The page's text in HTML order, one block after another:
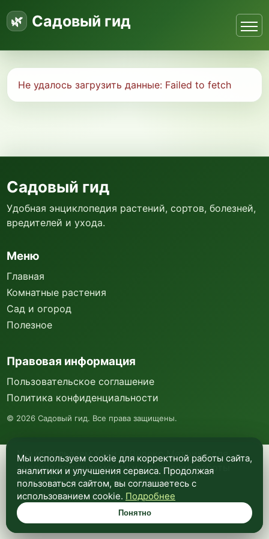
Садовый гид
Не удалось загрузить данные: Failed to fetch
Мы используем куки и Яндекс Метрику для
анализа посещаемости и улучшения работы
сайта. Подробнее —в политике
конфиденциальности.
Понятно
Садовый гид
Удобная энциклопедия растений, сортов, болезней,
вредителей и ухода.
Меню
Главная
Комнатные растения
Сад и огород
Полезное
Правовая информация
Пользовательское соглашение
Политика конфиденциальности
© 2026 Садовый гид. Все права защищены.
Мы используем cookie для корректной работы сайта,
аналитики и улучшения сервиса. Продолжая
пользоваться сайтом, вы соглашаетесь с
использованием cookie. Подробнее
Понятно